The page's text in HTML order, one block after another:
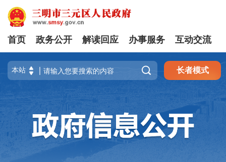
首页 政务公开 解读回应 办事服务 互动交流
 长者模式